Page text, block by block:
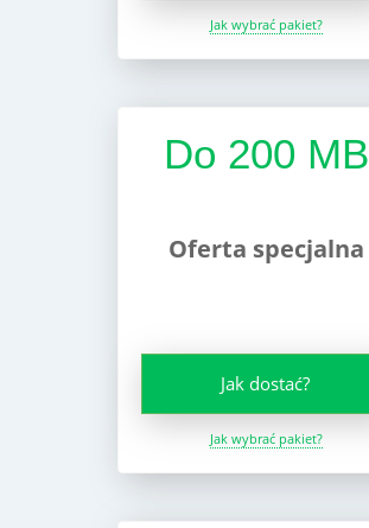
Jak wybrać pakiet?
Do 200 MB
Oferta specjalna
Jak dostać?
Jak wybrać pakiet?